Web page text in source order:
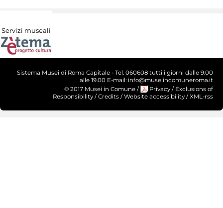
Servizi museali
Sistema Musei di Roma Capitale - Tel. 060608 tutti i giorni dalle 9.00
alle 19.00 E-mail: info@museiincomuneroma.it
© 2017 Musei in Comune / Privacy / Exclusions of
Responsibility /Credits /Website accessibility /XML-rss